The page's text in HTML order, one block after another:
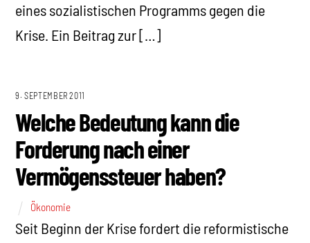
eines sozialistischen Programms gegen die
Krise. Ein Beitrag zur […]
9. SEPTEMBER 2011
Welche Bedeutung kann die
Forderung nach einer
Vermögenssteuer haben?
Ökonomie
Seit Beginn der Krise fordert die reformistische